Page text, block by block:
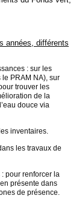
années, différents
: sur les
PRAM NA), sur
trouver les
de la
douce via
inventaires.
les travaux de
pour renforcer la
présente dans
de présence.